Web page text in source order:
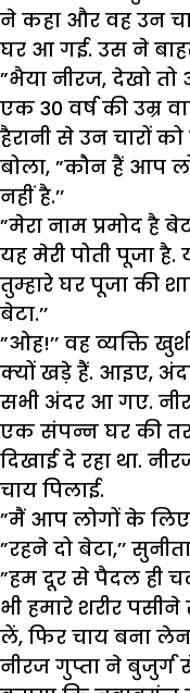
ने कहा और वह उन
घर आ गई. उस ने
”भैया नीरज, देखो
एक 30 वर्ष की उम्र
हैरानी से उन चारों
बोला, ”कौन हैं आप
नहीं है.’’
”मेरा नाम प्रमोद है
यह मेरी पोती पूजा
तुम्हारे घर पूजा की
बेटा.’’
”ओह!’’ वह व्यक्ति
क्यों खड़े हैं. आइए,
सभी अंदर आ गए.
एक संपन्न घर की
दिखाई दे रहा था.
चाय पिलाई.
”मैं आप लोगों के लिए
”रहने दो बेटा,’’
”हम दूर से पैदल ही
भी हमारे शरीर
लें, फिर चाय बना
नीरज गुप्ता ने बुजुर्ग